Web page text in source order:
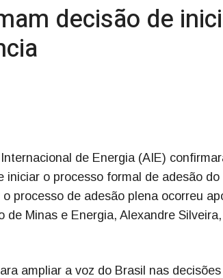
decisão de
de Energia (AIE)
o processo formal de adesão do
processo de adesão plena ocorreu
Minas e Energia, Alexandre
ampliar a voz do Brasil nas